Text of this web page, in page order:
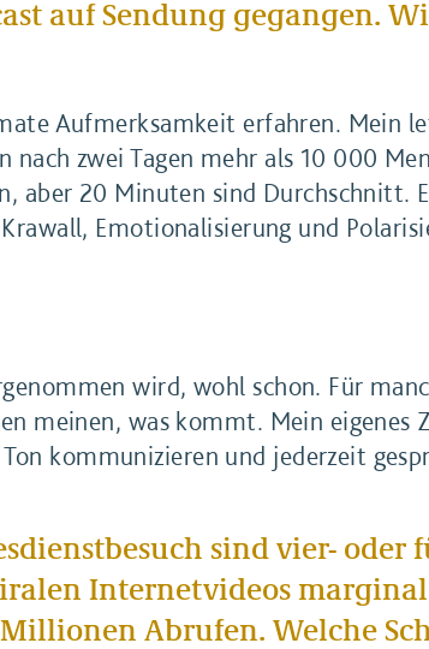
auf Sendung gegangen.
Aufmerksamkeit erfahren. Mein
zwei Tagen mehr als 10 000
aber 20 Minuten sind Durchschnitt.
Emotionalisierung und
wird, wohl schon. Für
meinen, was kommt. Mein eigenes
kommunizieren und jederzeit
sind vier- oder
Internetvideos
Abrufen. Welche